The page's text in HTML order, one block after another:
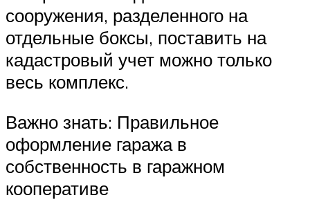
сооружения, разделенного на
отдельные боксы, поставить на
кадастровый учет можно только
весь комплекс.
Важно знать: Правильное
оформление гаража в
собственность в гаражном
кооперативе